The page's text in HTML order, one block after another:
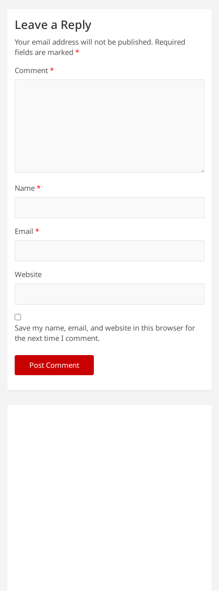
Leave a Reply
Your email address will not be published. Required
fields are marked *
Comment *
Name *
Email *
Website
Save my name, email, and website in this browser for
the next time I comment.